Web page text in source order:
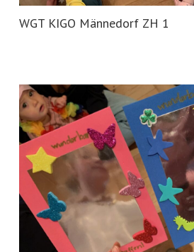
WGT KIGO Männedorf ZH 1